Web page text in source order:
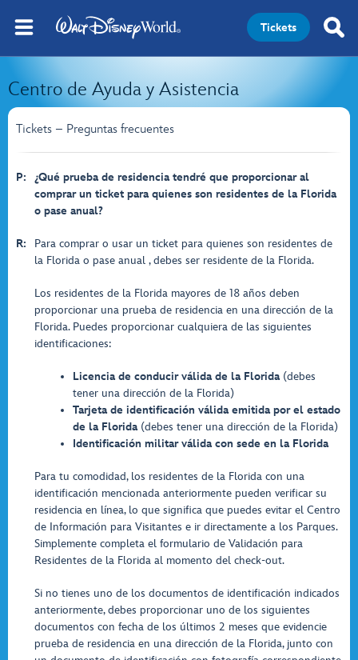
Tickets
Centro de Ayuda y Asistencia
Tickets – Preguntas frecuentes
P:
¿Qué prueba de residencia tendré que proporcionar al
comprar un ticket para quienes son residentes de la Florida
o pase anual?
R:
Para comprar o usar un ticket para quienes son residentes de
la Florida o pase anual , debes ser residente de la Florida.
Los residentes de la Florida mayores de 18 años deben
proporcionar una prueba de residencia en una dirección de la
Florida. Puedes proporcionar cualquiera de las siguientes
identificaciones:
Licencia de conducir válida de la Florida (debes
tener una dirección de la Florida)
Tarjeta de identificación válida emitida por el estado
de la Florida (debes tener una dirección de la Florida)
Identificación militar válida con sede en la Florida
Para tu comodidad, los residentes de la Florida con una
identificación mencionada anteriormente pueden verificar su
residencia en línea, lo que significa que puedes evitar el Centro
de Información para Visitantes e ir directamente a los Parques.
Simplemente completa el formulario de Validación para
Residentes de la Florida al momento del check-out.
Si no tienes uno de los documentos de identificación indicados
anteriormente, debes proporcionar uno de los siguientes
documentos con fecha de los últimos 2 meses que evidencie
prueba de residencia en una dirección de la Florida, junto con